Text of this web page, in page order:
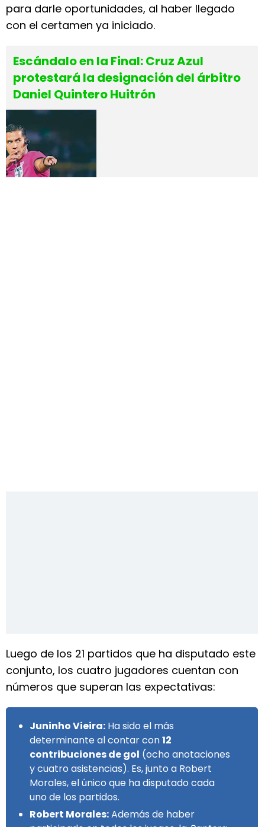
para darle oportunidades, al haber llegado
con el certamen ya iniciado.
Escándalo en la Final: Cruz Azul
protestará la designación del árbitro
Daniel Quintero Huitrón
Luego de los 21 partidos que ha disputado este
conjunto, los cuatro jugadores cuentan con
números que superan las expectativas:
Juninho Vieira: Ha sido el más
determinante al contar con12
contribuciones de gol (ocho anotaciones
y cuatro asistencias). Es, junto a Robert
Morales, el único que ha disputado cada
uno de los partidos.
Robert Morales:Además de haber